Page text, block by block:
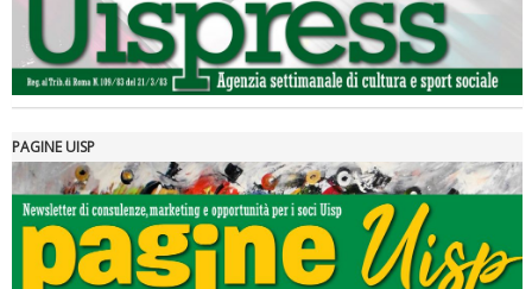
Tiziano Pesce a Radio InBlu2000 traccia il bilancio della stagione
PAGINE UISP